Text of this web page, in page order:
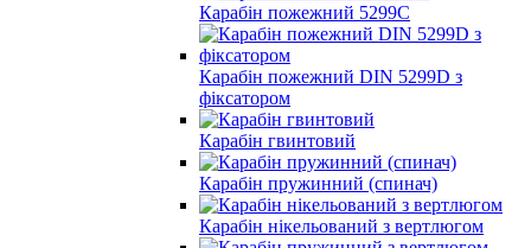
Карабін пожежний 5299С
Карабін пожежний DIN 5299D з
фіксатором
Карабін гвинтовий
Карабін пружинний (спинач)
Карабін нікельований з вертлюгом